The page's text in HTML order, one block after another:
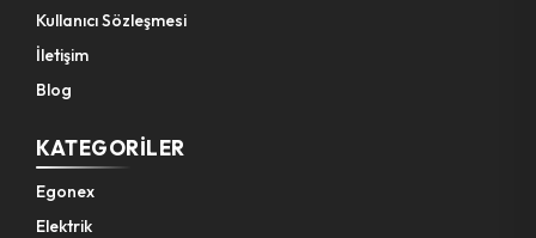
Kullanıcı Sözleşmesi
İletişim
Blog
KATEGORILER
Egonex
Elektrik